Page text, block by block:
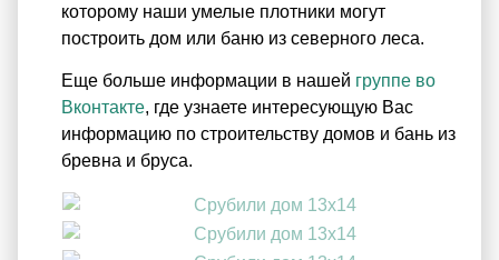
которому наши умелые плотники могут
построить дом или баню из северного леса.
Еще больше информации в нашей группе во
Вконтакте, где узнаете интересующую Вас
информацию по строительству домов и бань из
бревна и бруса.